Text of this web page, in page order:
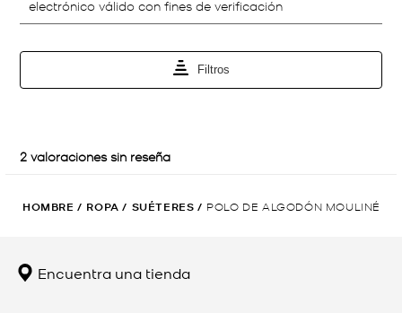
HOMBRE / ROPA / SUÉTERES / POLO DE ALGODÓN MOULINÉ
Encuentra una tienda